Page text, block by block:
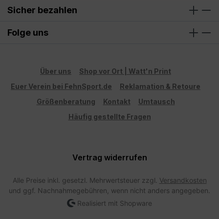
Sicher bezahlen
Folge uns
Über uns
Shop vor Ort | Watt'n Print
Euer Verein bei FehnSport.de
Reklamation & Retoure
Größenberatung
Kontakt
Umtausch
Häufig gestellte Fragen
Vertrag widerrufen
Alle Preise inkl. gesetzl. Mehrwertsteuer zzgl. Versandkosten
und ggf. Nachnahmegebühren, wenn nicht anders angegeben.
Realisiert mit Shopware